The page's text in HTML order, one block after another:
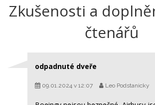
Zkušenosti a
čtenářů
odpadnuté dveře
09.01.2024 v 12:07 Leo Podstanicky